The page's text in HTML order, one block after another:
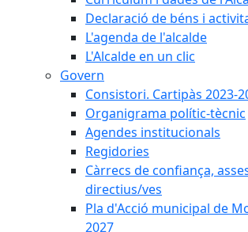
Declaració de béns i
L'agenda de l'alcalde
L'Alcalde en un clic
Govern
Consistori. Cartipàs 2023-
Organigrama polític-tècnic
Agendes institucionals
Regidories
Càrrecs de confiança,
directius/ves
Pla d'Acció municipal de
2027